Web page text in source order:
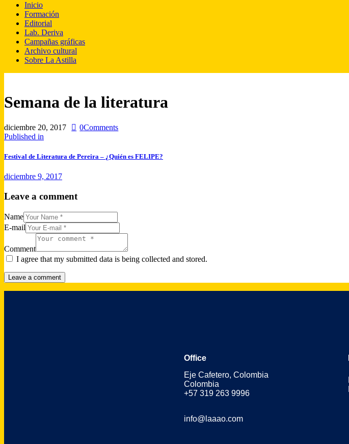
Inicio
Formación
Editorial
Lab. Deriva
Campañas gráficas
Archivo cultural
Sobre La Astilla
Semana de la literatura
diciembre 20, 2017 0Comments
Published in
Festival de Literatura de Pereira – ¿Quién es FELIPE?
diciembre 9, 2017
Leave a comment
Name
E-mail
Comment
I agree that my submitted data is being collected and stored.
Office
Eje Cafetero, Colombia
Colombia
+57 319 263 9996
info@laaao.com